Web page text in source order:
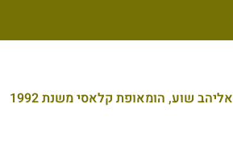
אליהב שוע, הומאופת קלאסי משנת 1992